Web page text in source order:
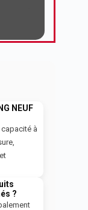
NEUF
à
?